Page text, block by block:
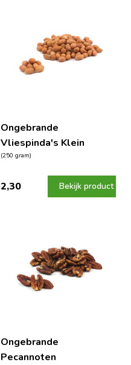
Ongebrande
Vliespinda's Klein
(250 gram)
2,30 Bekijk product
Ongebrande
Pecannoten